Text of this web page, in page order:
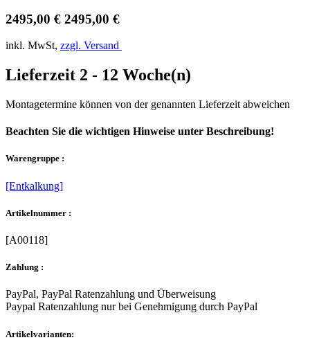
2495,00 € 2495,00 €
inkl. MwSt, zzgl. Versand
Lieferzeit 2 - 12 Woche(n)
Montagetermine können von der genannten Lieferzeit abweichen
Beachten Sie die wichtigen Hinweise unter Beschreibung!
Warengruppe :
[Entkalkung]
Artikelnummer :
[A00118]
Zahlung :
PayPal, PayPal Ratenzahlung und Überweisung
Paypal Ratenzahlung nur bei Genehmigung durch PayPal
Artikelvarianten: